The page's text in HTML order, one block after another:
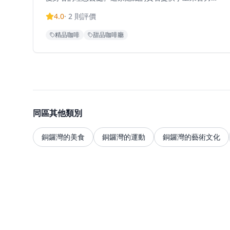
忙的都市中享受片刻寧靜。無論是想要品嚐精緻的手工
需求。店內提供多種朱古力產品和特色飲品，每一款都
4.0· 2 則評價
精品咖啡 甜品咖啡廳
同區其他類別
銅鑼灣的美食 銅鑼灣的運動 銅鑼灣的藝術文化